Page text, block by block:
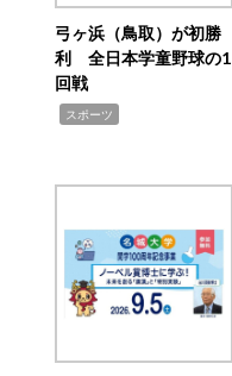
弓ヶ浜（鳥取）が初勝
利 全日本学童野球の1
回戦
スポーツ